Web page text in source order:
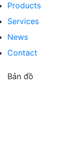
Products
Services
News
Contact
Bản đồ